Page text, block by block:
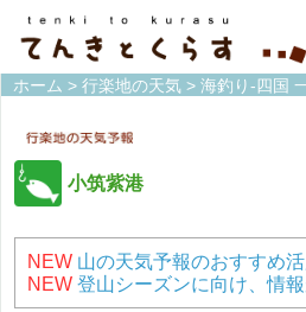
ホーム > 行楽地の天気 > 海釣り-四国
小筑紫港
NEW 山の天気予報のおすすめ
NEW 登山シーズンに向け、情